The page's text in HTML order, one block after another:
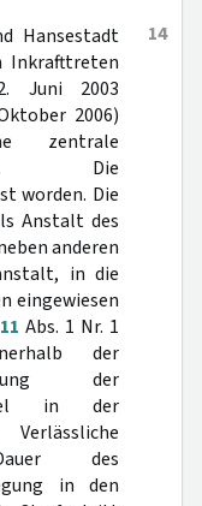
14
Hansestadt
Inkrafttreten
Juni 2003
2006)
zentrale
Die
worden. Die
Anstalt des
anderen
in die
eingewiesen
11 Abs. 1 Nr. 1
der
der
in der
des
in den